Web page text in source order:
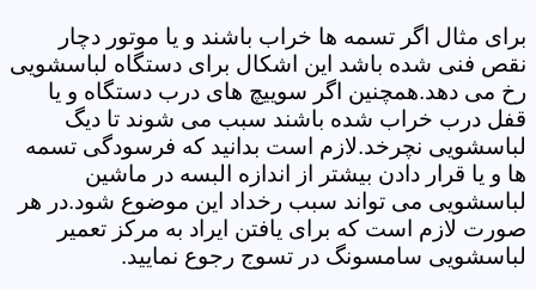
برای مثال اگر تسمه ها خراب باشند و یا موتور دچار
نقص فنی شده باشد این اشکال برای دستگاه لباسشویی
رخ می دهد.همچنین اگر سوییچ های درب دستگاه و یا
قفل درب خراب شده باشند سبب می شوند تا دیگ
لباسشویی نچرخد.لازم است بدانید که فرسودگی تسمه
ها و یا قرار دادن بیشتر از اندازه البسه در ماشین
لباسشویی می تواند سبب رخداد این موضوع شود.در هر
صورت لازم است که برای یافتن ایراد به مرکز تعمیر
لباسشویی سامسونگ در تسوج رجوع نمایید.